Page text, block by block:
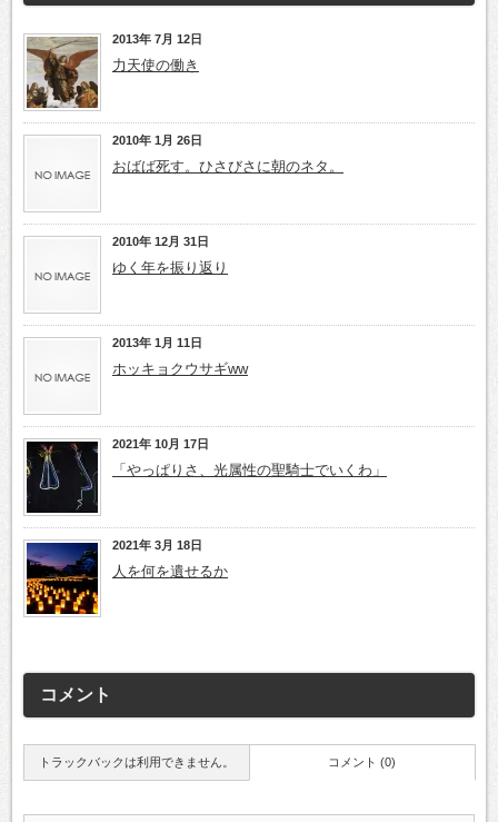
2013年 7月 12日
力天使の働き
2010年 1月 26日
おばば死す。ひさびさに朝のネタ。
2010年 12月 31日
ゆく年を振り返り
2013年 1月 11日
ホッキョクウサギww
2021年 10月 17日
「やっぱりさ、光属性の聖騎士でいくわ」
2021年 3月 18日
人を何を遺せるか
コメント
トラックバックは利用できません。 コメント (0)